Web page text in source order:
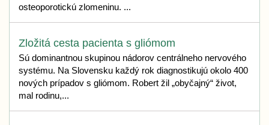
osteoporotickú zlomeninu. ...
Zložitá cesta pacienta s gliómom
Sú dominantnou skupinou nádorov centrálneho nervového
systému. Na Slovensku každý rok diagnostikujú okolo 400
nových prípadov s gliómom. Robert žil „obyčajný“ život,
mal rodinu,...